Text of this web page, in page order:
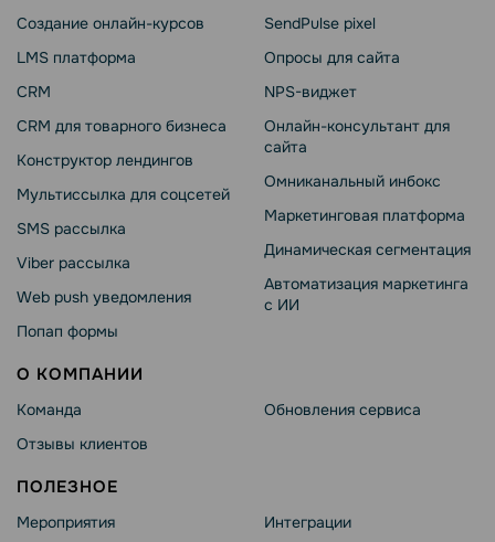
Создание онлайн-курсов
LMS платформа
CRM
CRM для товарного бизнеса
Конструктор лендингов
Мультиссылка для соцсетей
SMS рассылка
Viber рассылка
Web push уведомления
Попап формы
SendPulse pixel
Опросы для сайта
NPS-виджет
Онлайн-консультант для
сайта
Омниканальный инбокс
Маркетинговая платформа
Динамическая сегментация
Автоматизация маркетинга
с ИИ
О КОМПАНИИ
Команда
Отзывы клиентов
Обновления сервиса
ПОЛЕЗНОЕ
Мероприятия Интеграции